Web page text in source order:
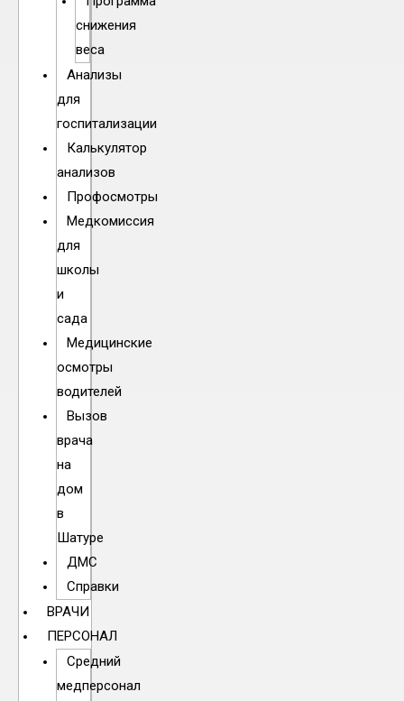
снижения
веса
Анализы
для
госпитализации
Калькулятор
анализов
Профосмотры
Медкомиссия
для
школы
и
сада
Медицинские
осмотры
водителей
Вызов
врача
на
дом
в
Шатуре
ДМС
Справки
ВРАЧИ
ПЕРСОНАЛ
Средний
медперсонал